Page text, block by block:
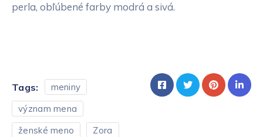
perla, obľúbené farby modrá a sivá.
Tags:
meniny
význam mena
ženské meno
Zora